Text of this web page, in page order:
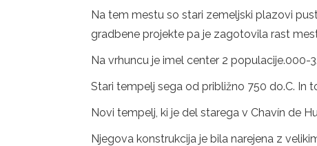
Na tem mestu so stari zemeljski plazovi
gradbene projekte pa je zagotovila rast
Na vrhuncu je imel center 2 populacije.000-
Stari tempelj sega od približno 750 do.C. In
Novi tempelj, ki je del starega v Chavín de
Njegova konstrukcija je bila narejena z